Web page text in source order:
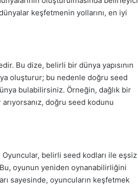
keşfetmenin yollarını, en iyi
Bu dize, belirli bir dünya yapısının
oluşturur; bu nedenle doğru seed
bulabilirsiniz. Örneğin, dağlık bir
doğru seed kodunu
Oyuncular, belirli seed kodları ile eşsiz
oyunun yeniden oynanabilirliğini
sayesinde, oyuncuların keşfetmek